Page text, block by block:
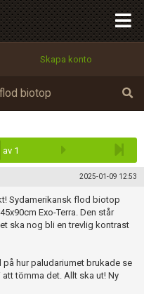
Skapa konto
biotop
av 1
2025-01-09 12:53
Sydamerikansk flod biotop
Exo-Terra. Den står
ska nog bli en trevlig kontrast
hur paludariumet brukade se
tömma det. Allt ska ut! Ny
Privacy Policy
Tillbaka till förstasidan